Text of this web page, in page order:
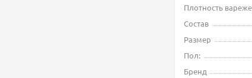
Плотность
Состав
Размер
Пол:
Бренд